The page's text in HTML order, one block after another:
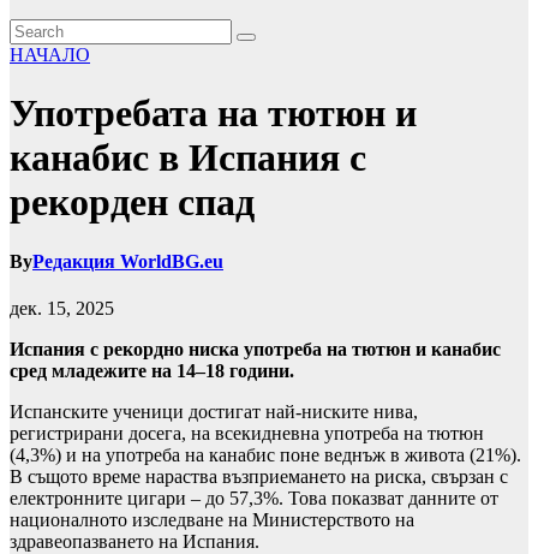
НАЧАЛО
Употребата на тютюн и
канабис в Испания с
рекорден спад
ByРедакция WorldBG.eu
дек. 15, 2025
Испания с рекордно ниска употреба на тютюн и канабис
сред младежите на 14–18 години.
Испанските ученици достигат най-ниските нива,
регистрирани досега, на всекидневна употреба на тютюн
(4,3%) и на употреба на канабис поне веднъж в живота (21%).
В същото време нараства възприемането на риска, свързан с
електронните цигари – до 57,3%. Това показват данните от
националното изследване на Министерството на
здравеопазването на Испания.